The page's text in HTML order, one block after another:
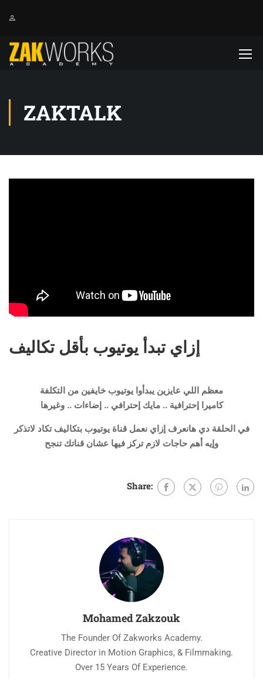
ZAKTALK
إزاي تبدأ يوتيوب بأقل تكاليف
معظم اللي عايزين يبدأوا يوتيوب خايفين من التكلفة
كاميرا إحترافية .. مايك إحترافي .. إضاءات .. وغيرها
في الحلقة دي هانعرف إزاي نعمل قناة يوتيوب بتكاليف تكاد لاتذكر
وإيه أهم حاجات لازم تركز فيها عشان قناتك تنجح
Share:
Mohamed Zakzouk
The Founder Of Zakworks Academy.
Creative Director in Motion Graphics, & Filmmaking.
Over 15 Years Of Experience.